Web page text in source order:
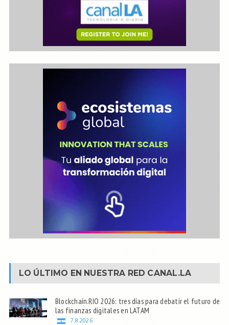
LO ÚLTIMO EN NUESTRA RED CANAL.LA
Blockchain.RIO 2026: tres días para debatir el futuro de
las finanzas digitales en LATAM
7.8.2026